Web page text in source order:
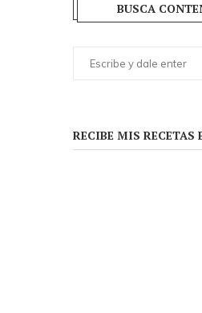
BUSCA
RECIBE MIS RECETAS